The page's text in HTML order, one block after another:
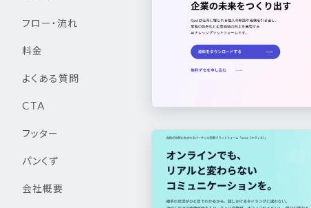
フロー・流れ
料金
よくある質問
CTA
フッター
パンくず
会社概要